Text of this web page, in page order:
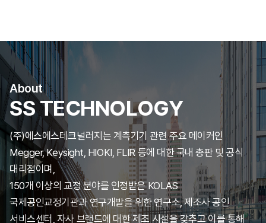
About
SS TECHNOLOGY
(주)에스에스테크널러지는 계측기기 관련 주요 메이커인
Megger, Keysight, HIOKI, FLIR 등에 대한 국내 총판 및 공식
대리점이며,
150개 이상의 교정 분야를 인정받은 KOLAS
국제공인교정기관과 연구개발을 위한 연구소, 제조사 공인
서비스센터, 자사 브랜드에 대한 제조 시설을 갖추고이를 통해